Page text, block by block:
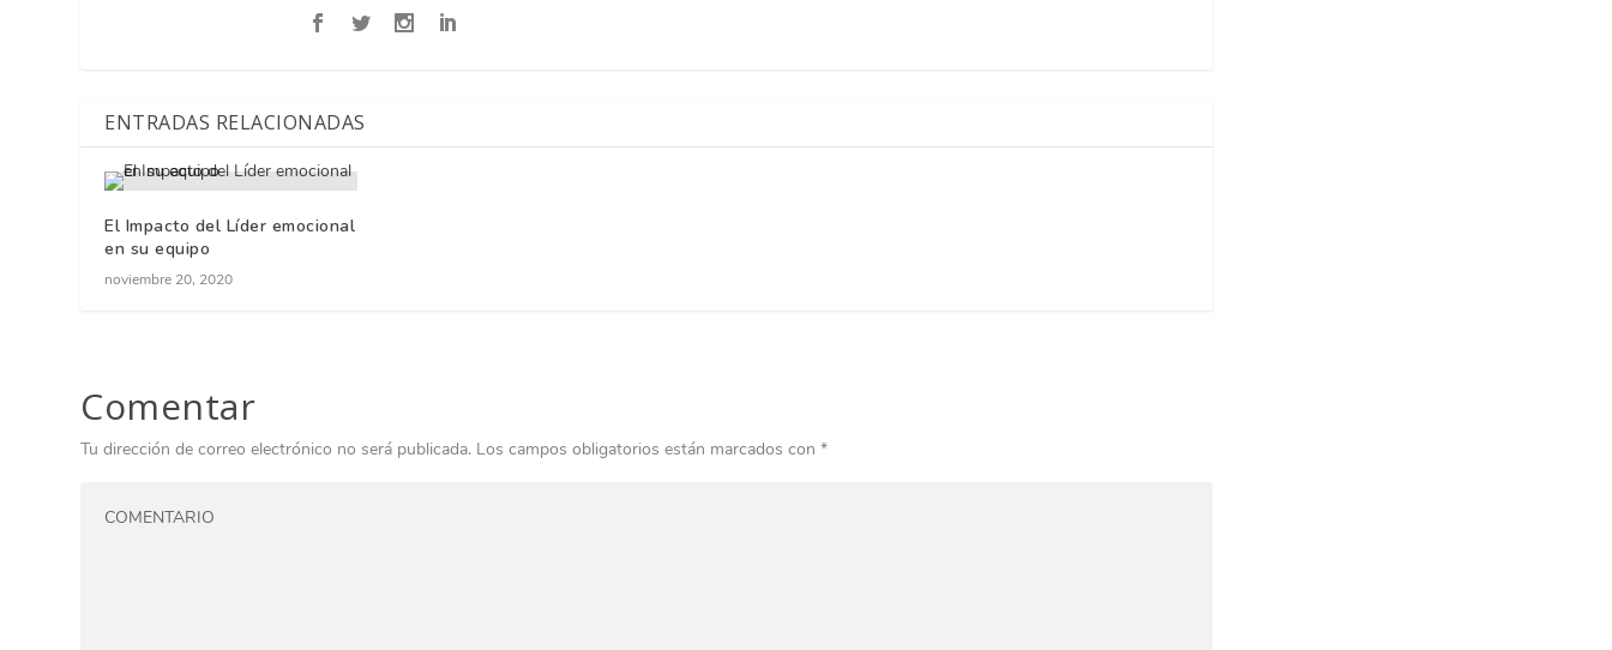
ENTRADAS RELACIONADAS
El Impacto del Líder emocional
en su equipo
noviembre 20, 2020
Comentar
Tu dirección de correo electrónico no será publicada. Los campos obligatorios están marcados con*